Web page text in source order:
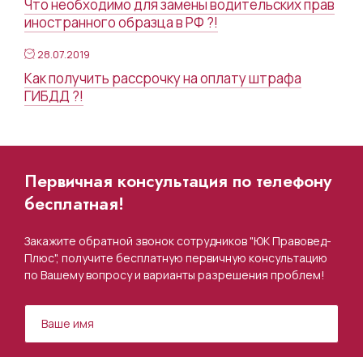
Что необходимо для замены водительских прав
иностранного образца в РФ ?!
28.07.2019
Как получить рассрочку на оплату штрафа
ГИБДД ?!
Первичная консультация по телефону
бесплатная!
Закажите обратной звонок сотрудников "ЮК Правовед-
Плюс", получите бесплатную первичную консультацию
по Вашему вопросу и варианты разрешения проблем!